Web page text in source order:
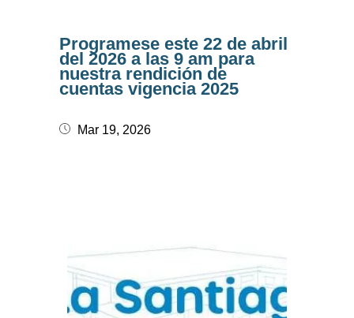
Programese este 22 de abril
del 2026 a las 9 am para
nuestra rendición de
cuentas vigencia 2025
Mar 19, 2026